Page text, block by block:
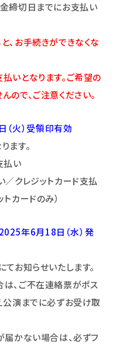
締切日までにお支払い
、お手続きができなくな
いとなります。ご希望の
で、ご注意ください。
火）受領印有効
ます。
払い
／クレジットカード支払
カードのみ）
年6月18日（水）発
お知らせいたします。
、ご不在連絡票がポス
公演までに必ずお受け取
届かない場合は、必ずフ